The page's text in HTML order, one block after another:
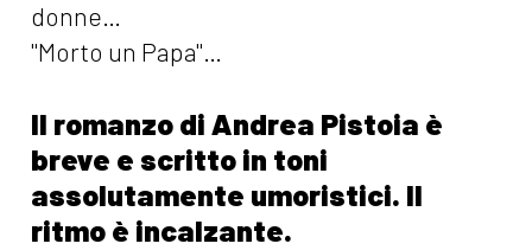
donne…
"Morto un Papa"…
Il romanzo di Andrea Pistoia è
breve e scritto in toni
assolutamente umoristici. Il
ritmo è incalzante.